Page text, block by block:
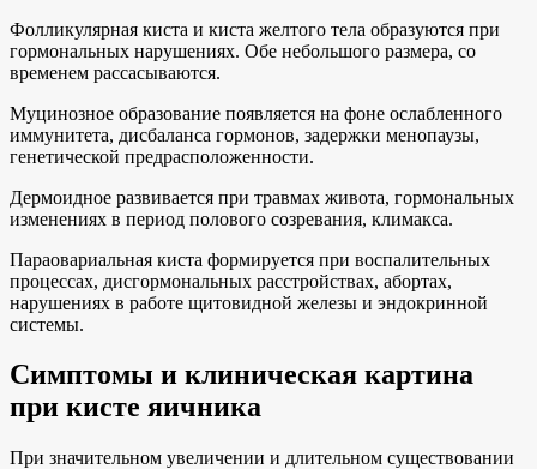
Фолликулярная киста и киста желтого тела образуются при
гормональных нарушениях. Обе небольшого размера, со
временем рассасываются.
Муцинозное образование появляется на фоне ослабленного
иммунитета, дисбаланса гормонов, задержки менопаузы,
генетической предрасположенности.
Дермоидное развивается при травмах живота, гормональных
изменениях в период полового созревания, климакса.
Параовариальная киста формируется при воспалительных
процессах, дисгормональных расстройствах, абортах,
нарушениях в работе щитовидной железы и эндокринной
системы.
Симптомы и клиническая картина
при кисте яичника
При значительном увеличении и длительном существовании